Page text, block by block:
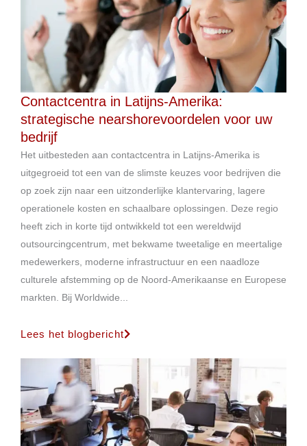
Contactcentra in Latijns-Amerika:
strategische nearshorevoordelen voor uw
bedrijf
Het uitbesteden aan contactcentra in Latijns-Amerika is
uitgegroeid tot een van de slimste keuzes voor bedrijven die
op zoek zijn naar een uitzonderlijke klantervaring, lagere
operationele kosten en schaalbare oplossingen. Deze regio
heeft zich in korte tijd ontwikkeld tot een wereldwijd
outsourcingcentrum, met bekwame tweetalige en meertalige
medewerkers, moderne infrastructuur en een naadloze
culturele afstemming op de Noord-Amerikaanse en Europese
markten. Bij Worldwide...
Lees het blogbericht